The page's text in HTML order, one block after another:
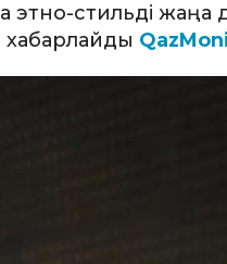
этно-стильді